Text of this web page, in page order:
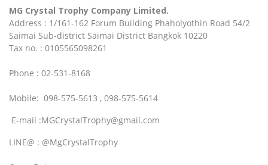
MG Crystal Trophy Company Limited.
Address : 1/161-162 Forum Building Phaholyothin Road 54/2
Saimai Sub-district Saimai District Bangkok 10220
Tax no. : 0105565098261
Phone : 02-531-8168
Mobile: 098-575-5613 , 098-575-5614
E-mail :MGCrystalTrophy@gmail.com
LINE@ : @MgCrystalTrophy